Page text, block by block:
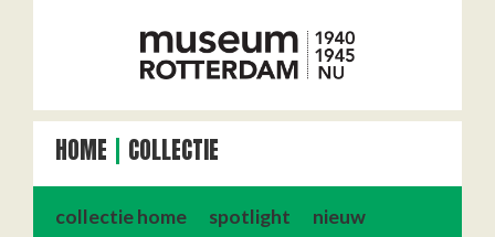
HOME COLLECTIE
collectie home spotlight
nieuw